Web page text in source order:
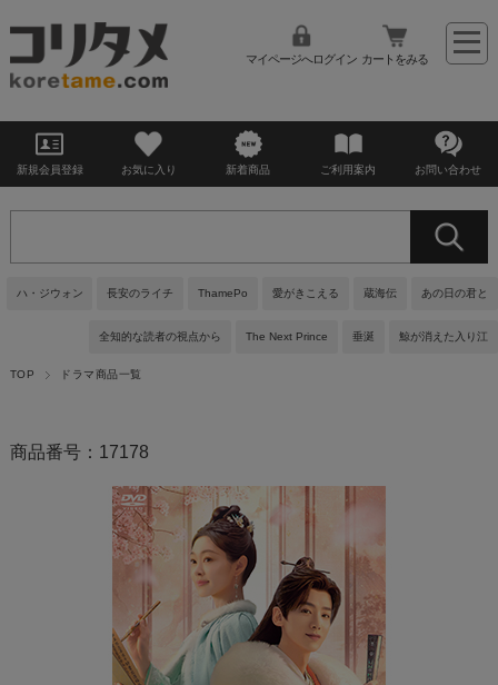
マイページへログイン カートをみる
新規会員登録 お気に入り 新着商品 ご利用案内 お問い合わせ
ハ・ジウォン 長安のライチ ThamePo 愛がきこえる 蔵海伝 あの日の君と
全知的な読者の視点から The Next Prince 垂涎 鯨が消えた入り江
TOP ドラマ商品一覧
商品番号：17178